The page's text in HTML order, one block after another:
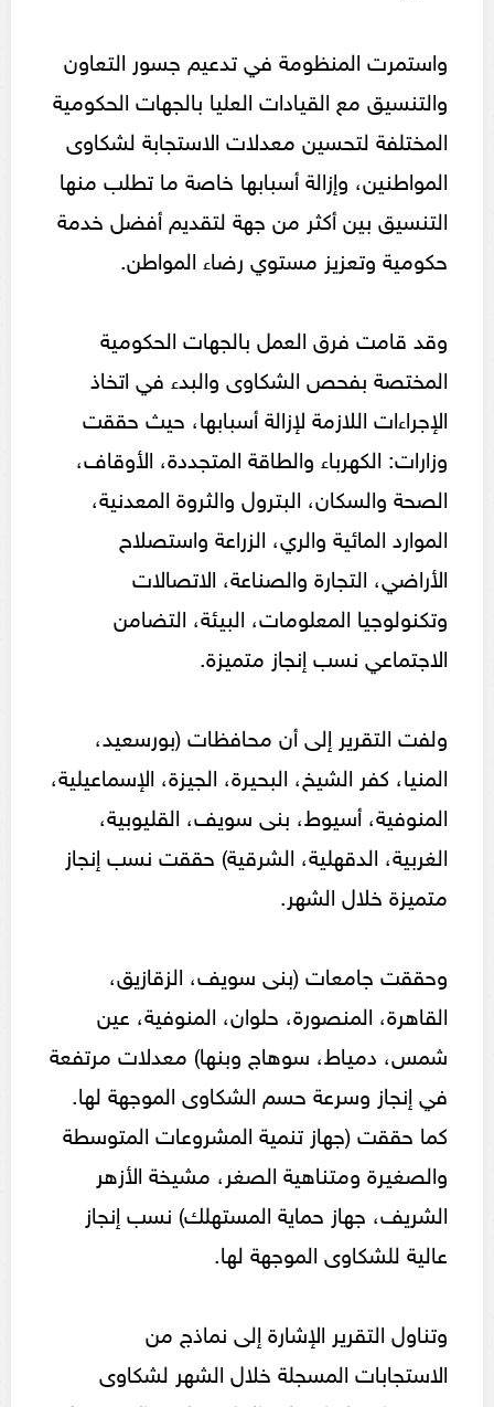
واستمرت المنظومة في تدعيم جسور التعاون
والتنسيق مع القيادات العليا بالجهات الحكومية
المختلفة لتحسين معدلات الاستجابة لشكاوى
المواطنين، وإزالة أسبابها خاصة ما تطلب منها
التنسيق بين أكثر من جهة لتقديم أفضل خدمة
حكومية وتعزيز مستوي رضاء المواطن.
وقد قامت فرق العمل بالجهات الحكومية
المختصة بفحص الشكاوى والبدء في اتخاذ
الإجراءات اللازمة لإزالة أسبابها، حيث حققت
وزارات: الكهرباء والطاقة المتجددة، الأوقاف،
الصحة والسكان، البترول والثروة المعدنية،
الموارد المائية والري، الزراعة واستصلاح
الأراضي، التجارة والصناعة، الاتصالات
وتكنولوجيا المعلومات، البيئة، التضامن
الاجتماعي نسب إنجاز متميزة.
ولفت التقرير إلى أن محافظات (بورسعيد،
المنيا، كفر الشيخ، البحيرة، الجيزة، الإسماعيلية،
المنوفية، أسيوط، بنى سويف، القليوبية،
الغربية، الدقهلية، الشرقية) حققت نسب إنجاز
متميزة خلال الشهر.
وحققت جامعات (بنى سويف، الزقازيق،
القاهرة، المنصورة، حلوان، المنوفية، عين
شمس، دمياط، سوهاج وبنها) معدلات مرتفعة
في إنجاز وسرعة حسم الشكاوى الموجهة لها.
كما حققت (جهاز تنمية المشروعات المتوسطة
والصغيرة ومتناهية الصغر، مشيخة الأزهر
الشريف، جهاز حماية المستهلك) نسب إنجاز
عالية للشكاوى الموجهة لها.
وتناول التقرير الإشارة إلى نماذج من
الاستجابات المسجلة خلال الشهر لشكاوى